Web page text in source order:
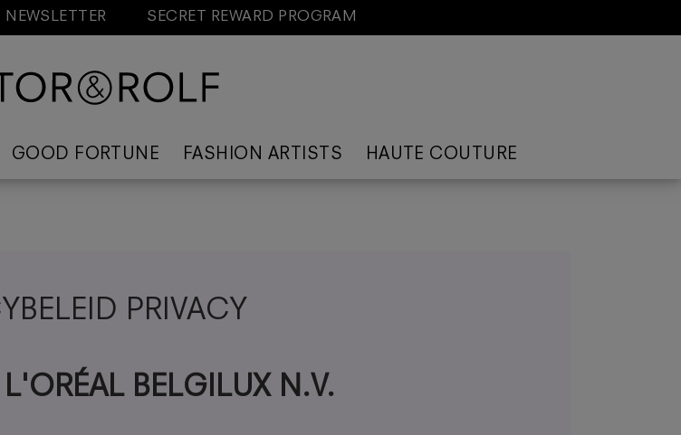
NEWSLETTER SECRET REWARD PROGRAM
GOOD FORTUNE FASHION ARTISTS HAUTE COUTURE
PRIVACY
BELGILUX N.V.